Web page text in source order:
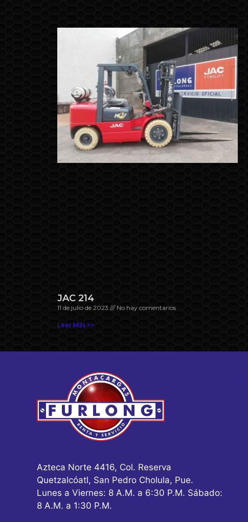
JAC 214
11 de julio de 2023 No hay comentarios
Leer Más >>
Azteca Norte 4416, Col. Reserva
Quetzalcóatl, San Pedro Cholula, Pue.
Lunes a Viernes: 8 A.M. a 6:30 P.M. Sábado:
8 A.M. a 1:30 P.M.